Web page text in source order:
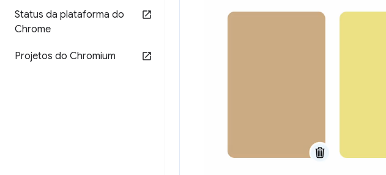
Status da plataforma do
Chrome
Projetos do Chromium